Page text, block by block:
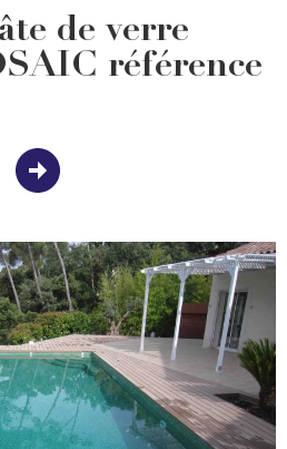
de verre
référence